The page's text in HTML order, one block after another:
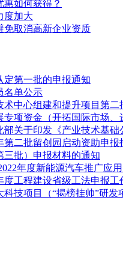
如何获得？
度加大
免取消高新企业资质
定第一批的申报通知
名单公示
中心组建和提升项目第二
专项资金（开拓国际市场
关于印发《产业技术基
二批留创园启动资助申报
三批）申报材料的通知
年度新能源汽车推广应
工程建设省级工法申报工
技项目（“揭榜挂帅”研发